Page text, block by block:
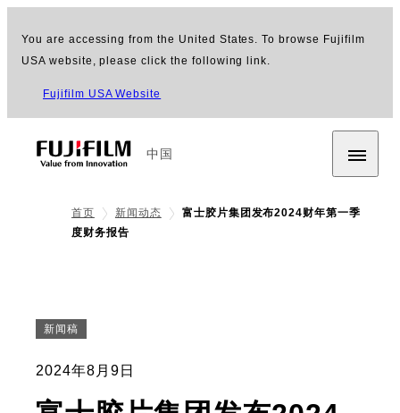
You are accessing from the United States. To browse Fujifilm
USA website, please click the following link.
Fujifilm USA Website
中国
首页 新闻动态
富士胶片集团发布2024财年第一季
度财务报告
新闻稿
2024年8月9日